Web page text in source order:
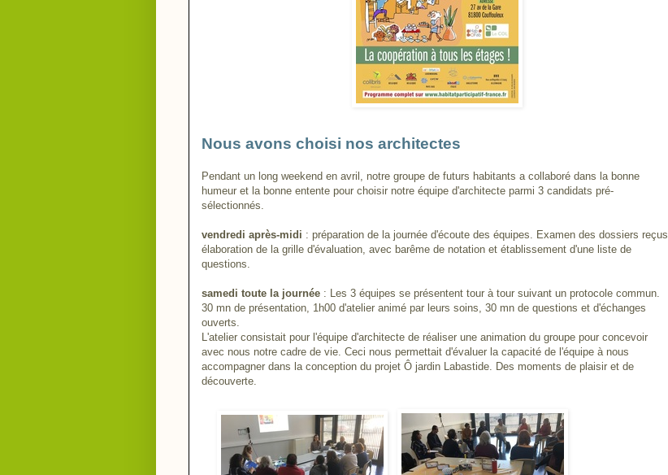
Nous avons choisi nos architectes
Pendant un long weekend en avril, notre groupe de futurs habitants a collaboré dans la bonne
humeur et la bonne entente pour choisir notre équipe d'architecte parmi 3 candidats pré-
sélectionnés.
vendredi après-midi : préparation de la journée d'écoute des équipes. Examen des dossiers reçus,
élaboration de la grille d'évaluation, avec barême de notation et établissement d'une liste de
questions.
samedi toute la journée : Les 3 équipes se présentent tour à tour suivant un protocole commun.
30 mn de présentation, 1h00 d'atelier animé par leurs soins, 30 mn de questions et d'échanges
ouverts.
L'atelier consistait pour l'équipe d'architecte de réaliser une animation du groupe pour concevoir
avec nous notre cadre de vie. Ceci nous permettait d'évaluer la capacité de l'équipe à nous
accompagner dans la conception du projet Ô jardin Labastide. Des moments de plaisir et de
découverte.